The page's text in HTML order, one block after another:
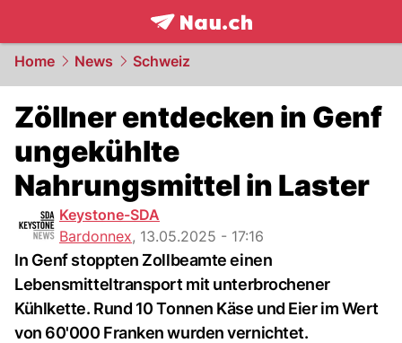
frontpage.NAU.ch
Home News Schweiz
Zöllner entdecken in Genf
ungekühlte
Nahrungsmittel in Laster
Keystone-SDA
Bardonnex, 13.05.2025 - 17:16
In Genf stoppten Zollbeamte einen
Lebensmitteltransport mit unterbrochener
Kühlkette. Rund 10 Tonnen Käse und Eier im Wert
von 60'000 Franken wurden vernichtet.